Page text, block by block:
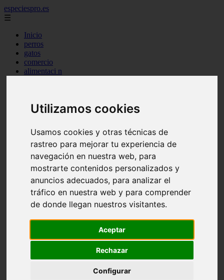
Utilizamos cookies
Usamos cookies y otras técnicas de
rastreo para mejorar tu experiencia de
navegación en nuestra web, para
mostrarte contenidos personalizados y
anuncios adecuados, para analizar el
tráfico en nuestra web y para comprender
de donde llegan nuestros visitantes.
Aceptar
Rechazar
Configurar
especiespro.es
☰
Inicio
perros
gatos
comercio
alimentaci n
tenencia responsable
ventas
aves
marketing
peque os mam feros
verano
legislaci n
peluquer a
accesorios
peluquer a canina
protagonistas
abandono